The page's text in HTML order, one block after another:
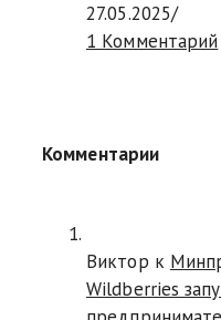
27.05.2025/
1 Комментарий
Комментарии
Виктор к
Wildberries